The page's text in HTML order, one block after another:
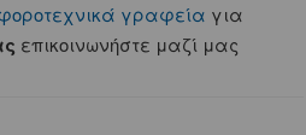
γραφεία για
επικοινωνήστε μαζί μας